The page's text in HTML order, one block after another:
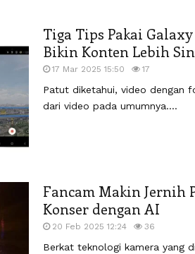
Tiga Tips Pakai
Bikin Konten Lebih
17 Mar 2025 15:50 17
Patut diketahui, video dengan
dari video pada umumnya....
Fancam Makin Jernih
Konser dengan AI
20 Feb 2025 12:24 36
Berkat teknologi kamera yang